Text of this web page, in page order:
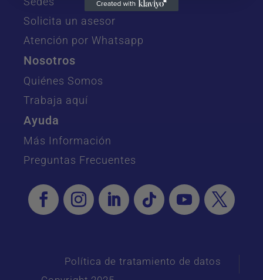
Solicita un asesor
Atención por Whatsapp
Nosotros
Quiénes Somos
Trabaja aquí
Ayuda
Más Información
Preguntas Frecuentes
Política de tratamiento de datos